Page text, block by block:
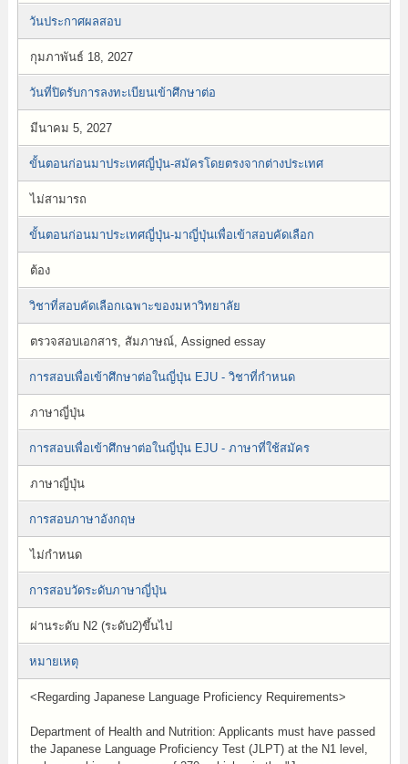
วันประกาศผลสอบ
กุมภาพันธ์ 18, 2027
วันที่ปิดรับการลงทะเบียนเข้าศึกษาต่อ
มีนาคม 5, 2027
ขั้นตอนก่อนมาประเทศญี่ปุ่น-สมัครโดยตรงจากต่างประเทศ
ไม่สามารถ
ขั้นตอนก่อนมาประเทศญี่ปุ่น-มาญี่ปุ่นเพื่อเข้าสอบคัดเลือก
ต้อง
วิชาที่สอบคัดเลือกเฉพาะของมหาวิทยาลัย
ตรวจสอบเอกสาร, สัมภาษณ์, Assigned essay
การสอบเพื่อเข้าศึกษาต่อในญี่ปุ่น EJU - วิชาที่กำหนด
ภาษาญี่ปุ่น
การสอบเพื่อเข้าศึกษาต่อในญี่ปุ่น EJU - ภาษาที่ใช้สมัคร
ภาษาญี่ปุ่น
การสอบภาษาอังกฤษ
ไม่กำหนด
การสอบวัดระดับภาษาญี่ปุ่น
ผ่านระดับ N2 (ระดับ2)ขึ้นไป
หมายเหตุ
<Regarding Japanese Language Proficiency Requirements>
Department of Health and Nutrition: Applicants must have passed
the Japanese Language Proficiency Test (JLPT) at the N1 level,